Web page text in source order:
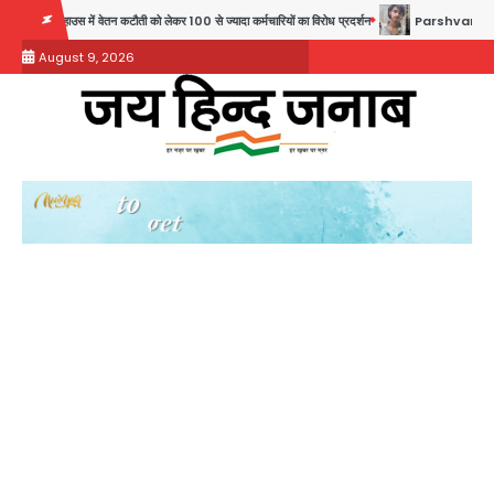
content
वेतन कटौती को लेकर 100 से ज्यादा कर्मचारियों का विरोध प्रदर्शन Parshvanath Building
August 9, 2026